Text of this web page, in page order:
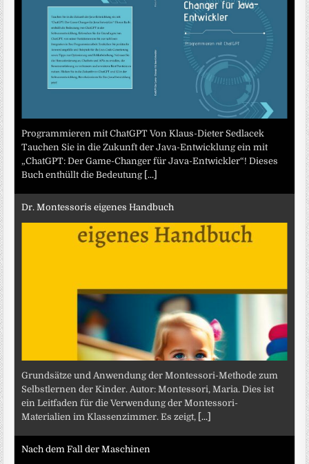
Programmieren mit ChatGPT Von Klaus-Dieter Sedlacek
Tauchen Sie in die Zukunft der Java-Entwicklung ein mit
„ChatGPT: Der Game-Changer für Java-Entwickler“! Dieses
Buch enthüllt die Bedeutung [...]
Dr. Montessoris eigenes Handbuch
Grundsätze und Anwendung der Montessori-Methode zum
Selbstlernen der Kinder. Autor: Montessori, Maria. Dies ist
ein Leitfaden für die Verwendung der Montessori-
Materialien im Klassenzimmer. Es zeigt, [...]
Nach dem Fall der Maschinen